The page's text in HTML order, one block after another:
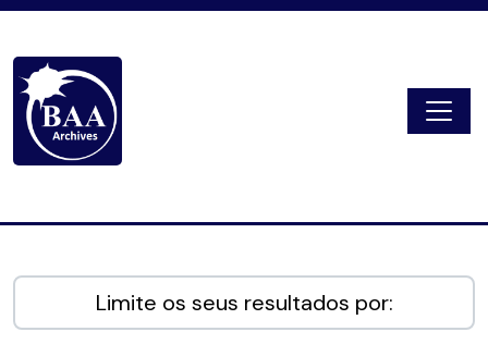
Limite os seus resultados por: